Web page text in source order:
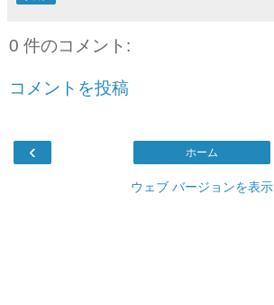
0 件のコメント:
コメントを投稿
‹ ホーム
ウェブ バージョンを表示